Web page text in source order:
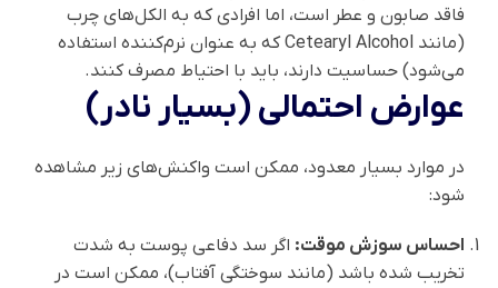
فاقد صابون و عطر است، اما افرادی که به الکل‌های چرب
(مانند Cetearyl Alcohol که به عنوان نرم‌کننده استفاده
می‌شود) حساسیت دارند، باید با احتیاط مصرف کنند.
عوارض احتمالی (بسیار نادر)
در موارد بسیار معدود، ممکن است واکنش‌های زیر مشاهده
شود:
احساس سوزش موقت: اگر سد دفاعی پوست به شدت
تخریب شده باشد (مانند سوختگی آفتاب)، ممکن است در